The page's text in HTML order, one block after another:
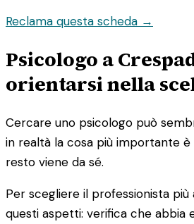
Reclama questa scheda →
Psicologo a
orientarsi nella
Cercare uno psicologo può
in realtà la cosa più importante
resto viene da sé.
Per scegliere il professionista
questi aspetti: verifica che abbia